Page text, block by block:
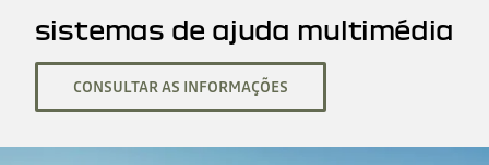
sistemas de ajuda multimédia
CONSULTAR AS INFORMAÇÕES